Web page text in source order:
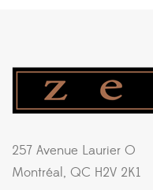
257 Avenue Laurier O
Montréal, QC H2V 2K1